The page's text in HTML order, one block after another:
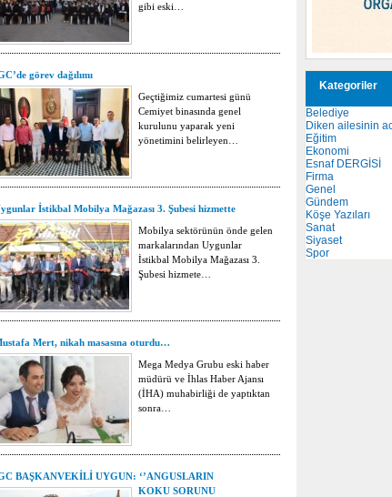
gibi eski…
görev dağılımı
Geçtiğimiz cumartesi günü
Cemiyet binasında genel
kurulunu yaparak yeni
yönetimini belirleyen…
İstikbal Mobilya Mağazası 3. Şubesi hizmette
Mobilya sektörünün önde gelen
markalarından Uygunlar
İstikbal Mobilya Mağazası 3.
Şubesi hizmete…
Mert, nikah masasına oturdu…
Mega Medya Grubu eski haber
müdürü ve İhlas Haber Ajansı
(İHA) muhabirliği de yaptıktan
sonra…
BAŞKANVEKİLİ UYGUN: ‘’ANGUSLARIN
KOKU SORUNU
Kategoriler
Belediye
Diken ailesinin
Eğitim
Ekonomi
Esnaf DERGİSİ
Firma
Genel
Gündem
Köşe Yazıları
Sanat
Siyaset
Spor